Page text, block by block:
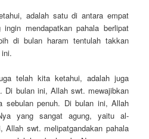
adalah satu di antara empat
mendapatkan pahala berlipat
di bulan haram tentulah takkan
telah kita ketahui, adalah juga
Di bulan ini, Allah swt. mewajibkan
sebulan penuh. Di bulan ini, Allah
yang sangat agung, yaitu al-
Allah swt. melipatgandakan pahala